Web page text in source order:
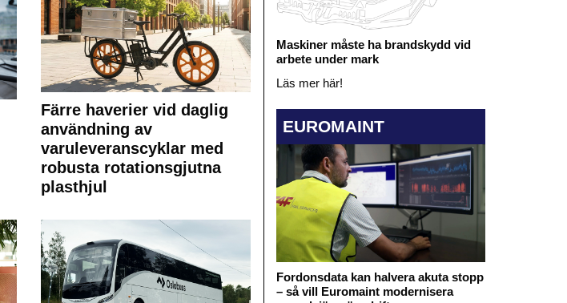
Färre haverier vid daglig
användning av
varuleveranscyklar med
robusta rotationsgjutna
plasthjul
Maskiner måste ha brandskydd vid
arbete under mark
Läs mer här!
EUROMAINT
Fordonsdata kan halvera akuta stopp
– så vill Euromaint modernisera